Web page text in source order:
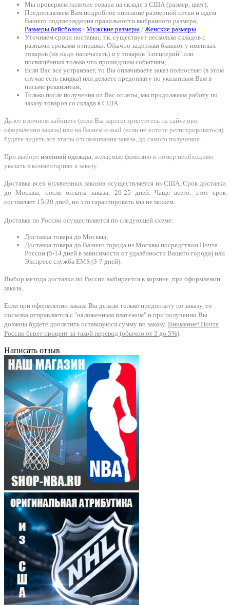
Мы проверяем наличие товара на складе в США (размер, цвет);
Предоставляем Вам подробное описание размерной сетки и ждём
Вашего подтверждения правильности выбранного размера;
Размеры бейсболок/ Мужские размеры / Женские размеры
Уточняем сроки поставки, т.к. существует несколько складов с
разными сроками отправки. Обычно задержки бывают у именных
товаров (их надо напечатать) и у товаров "спецсерий" или
посвящённых только что прошедшим событиям;
Если Вас все устраивает, то Вы оплачиваете заказ полностью (в этом
случае есть скидка) или делаете предоплату по указанным Вам в
письме реквизитам;
Только после получения от Вас оплаты, мы продолжаем работу по
заказу товаров со склада в США.
Далее в личном кабинете (если Вы зарегистрируетесь на сайте при
оформлении заказа) или на Вашем e-mail (если не хотите регистрироваться)
будете видеть все этапы отслеживания заказа, до самого получения.
При выборе именной одежды, желаемые фамилию и номер необходимо
указать в комментариях к заказу.
Доставка всех оплаченных заказов осуществляется из США. Срок доставки
до Москвы, после оплаты заказа, 20-25 дней. Чаще всего, этот срок
составляет 15-20 дней, но это гарантировать мы не можем.
Доставка по России осуществляется по следующей схеме:
Доставка товара до Москвы;
Доставка товара до Вашего города из Москвы посредством Почта
России (5-14 дней в зависимости от удалённости Вашего города) или
Экспресс служба EMS (3-7 дней).
Выбор метода доставки по России выбирается в корзине, при оформлении
заказа.
Если при оформлении заказа Вы делали только предоплату по заказу, то
посылка отправляется с "наложенным платежом" и при получении Вы
должны будете доплатить оставшуюся сумму по заказу. Внимание! Почта
России берет процент за такой перевод (обычно от 3 до 5%).
Написать отзыв